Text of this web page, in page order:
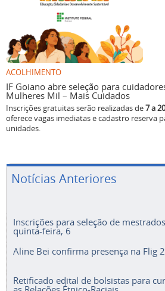
ACOLHIMENTO
IF Goiano abre seleção para
Mulheres Mil – Mais Cuidados
Inscrições gratuitas serão realizadas de7 a
oferece vagas imediatas e cadastro reserva
unidades.
Notícias Anteriores
Inscrições para seleção de
quinta-feira, 6
Aline Bei confirma presença na Flig
Retificado edital de bolsistas para